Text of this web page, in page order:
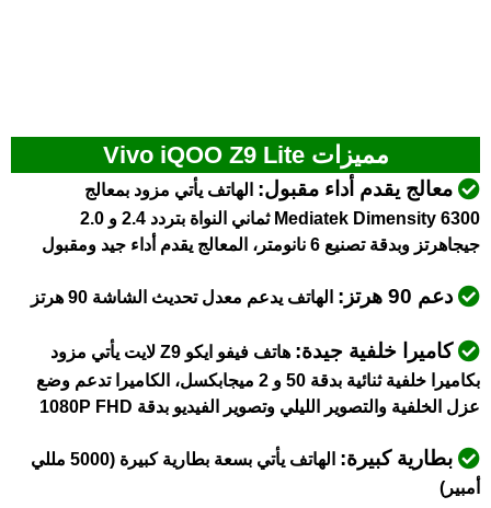
مميزات Vivo iQOO Z9 Lite
معالج يقدم أداء مقبول: الهاتف يأتي مزود بمعالج
Mediatek Dimensity 6300 ثماني النواة بتردد 2.4 و 2.0
جيجاهرتز وبدقة تصنيع 6 نانومتر، المعالج يقدم أداء جيد ومقبول
دعم 90 هرتز: الهاتف يدعم معدل تحديث الشاشة 90 هرتز
كاميرا خلفية جيدة:
هاتف فيفو ايكو Z9 لايت يأتي مزود
بكاميرا خلفية ثنائية بدقة 50 و 2 ميجابكسل، الكاميرا تدعم وضع
عزل الخلفية والتصوير الليلي وتصوير الفيديو بدقة 1080P FHD
بطارية كبيرة:
الهاتف يأتي بسعة بطارية كبيرة (5000 مللي
أمبير)